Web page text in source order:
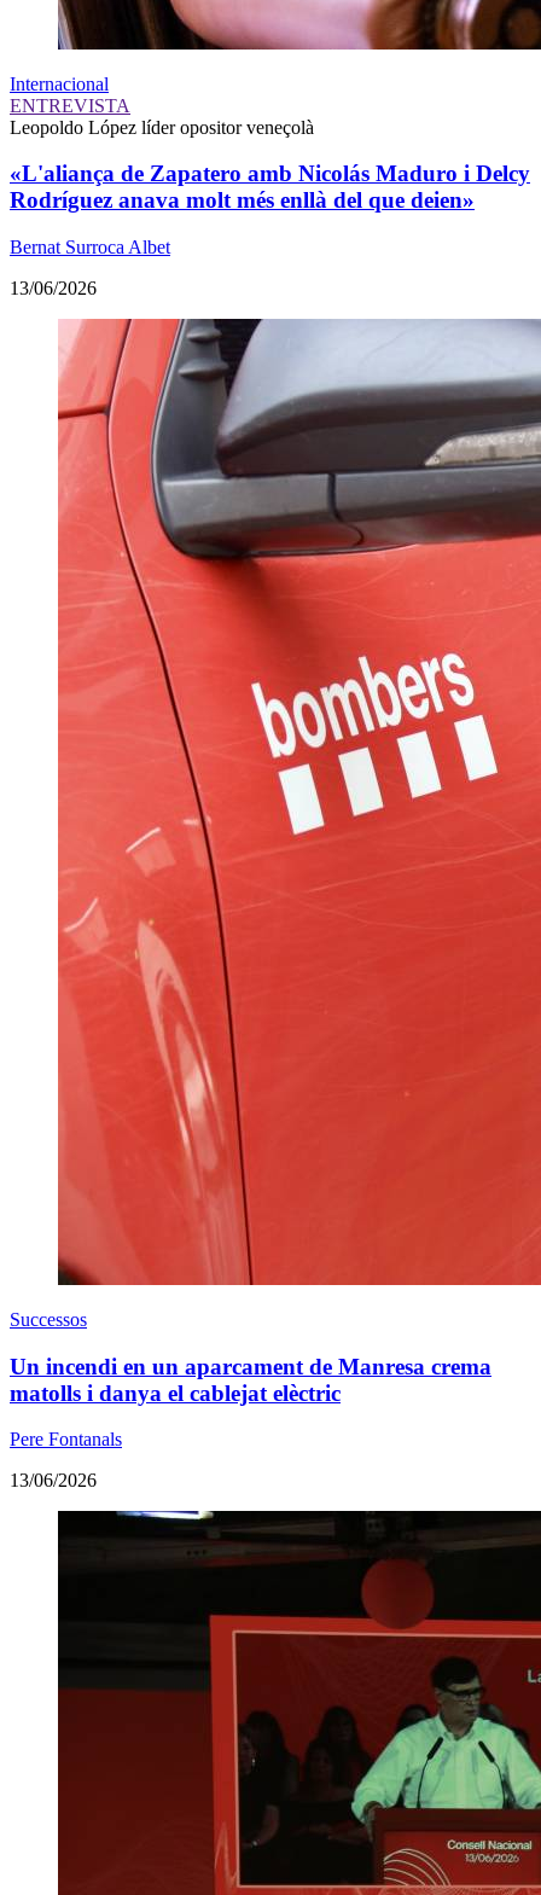
Internacional
ENTREVISTA
Leopoldo López líder opositor veneçolà
«L'aliança de Zapatero amb Nicolás Maduro i Delcy
Rodríguez anava molt més enllà del que deien»
Bernat Surroca Albet
13/06/2026
Successos
Un incendi en un aparcament de Manresa crema
matolls i danya el cablejat elèctric
Pere Fontanals
13/06/2026